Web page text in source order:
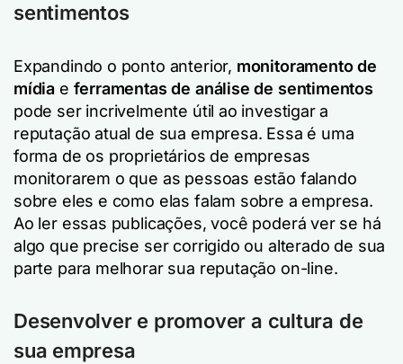
sentimentos
Expandindo o ponto anterior, monitoramento de
mídia e ferramentas de análise de sentimentos
pode ser incrivelmente útil ao investigar a
reputação atual de sua empresa. Essa é uma
forma de os proprietários de empresas
monitorarem o que as pessoas estão falando
sobre eles e como elas falam sobre a empresa.
Ao ler essas publicações, você poderá ver se há
algo que precise ser corrigido ou alterado de sua
parte para melhorar sua reputação on-line.
Desenvolver e promover a cultura de
sua empresa